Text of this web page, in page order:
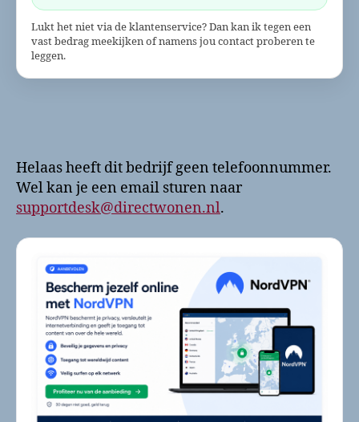
Lukt het niet via de klantenservice? Dan kan ik tegen een
vast bedrag meekijken of namens jou contact proberen te
leggen.
Helaas heeft dit bedrijf geen telefoonnummer.
Wel kan je een email sturen naar
supportdesk@directwonen.nl.